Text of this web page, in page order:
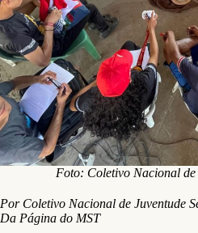
Foto: Coletivo Nacional de
Por Coletivo Nacional de Juventude
Da Página do MST